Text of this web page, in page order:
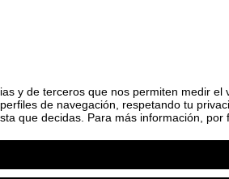
y de terceros que nos permiten medir
de navegación, respetando tu
que decidas. Para más información,